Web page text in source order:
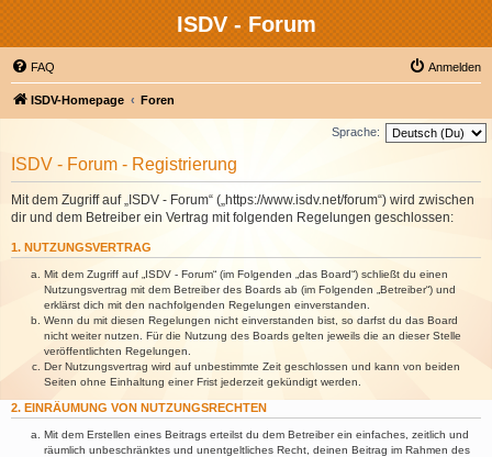
ISDV - Forum
FAQ Anmelden
ISDV-Homepage Foren
Sprache:
ISDV - Forum - Registrierung
Mit dem Zugriff auf „ISDV - Forum“ („https://www.isdv.net/forum“) wird zwischen
dir und dem Betreiber ein Vertrag mit folgenden Regelungen geschlossen:
1. NUTZUNGSVERTRAG
Mit dem Zugriff auf „ISDV - Forum“ (im Folgenden „das Board“) schließt du einen
Nutzungsvertrag mit dem Betreiber des Boards ab (im Folgenden „Betreiber“) und
erklärst dich mit den nachfolgenden Regelungen einverstanden.
Wenn du mit diesen Regelungen nicht einverstanden bist, so darfst du das Board
nicht weiter nutzen. Für die Nutzung des Boards gelten jeweils die an dieser Stelle
veröffentlichten Regelungen.
Der Nutzungsvertrag wird auf unbestimmte Zeit geschlossen und kann von beiden
Seiten ohne Einhaltung einer Frist jederzeit gekündigt werden.
2. EINRÄUMUNG VON NUTZUNGSRECHTEN
Mit dem Erstellen eines Beitrags erteilst du dem Betreiber ein einfaches, zeitlich und
räumlich unbeschränktes und unentgeltliches Recht, deinen Beitrag im Rahmen des